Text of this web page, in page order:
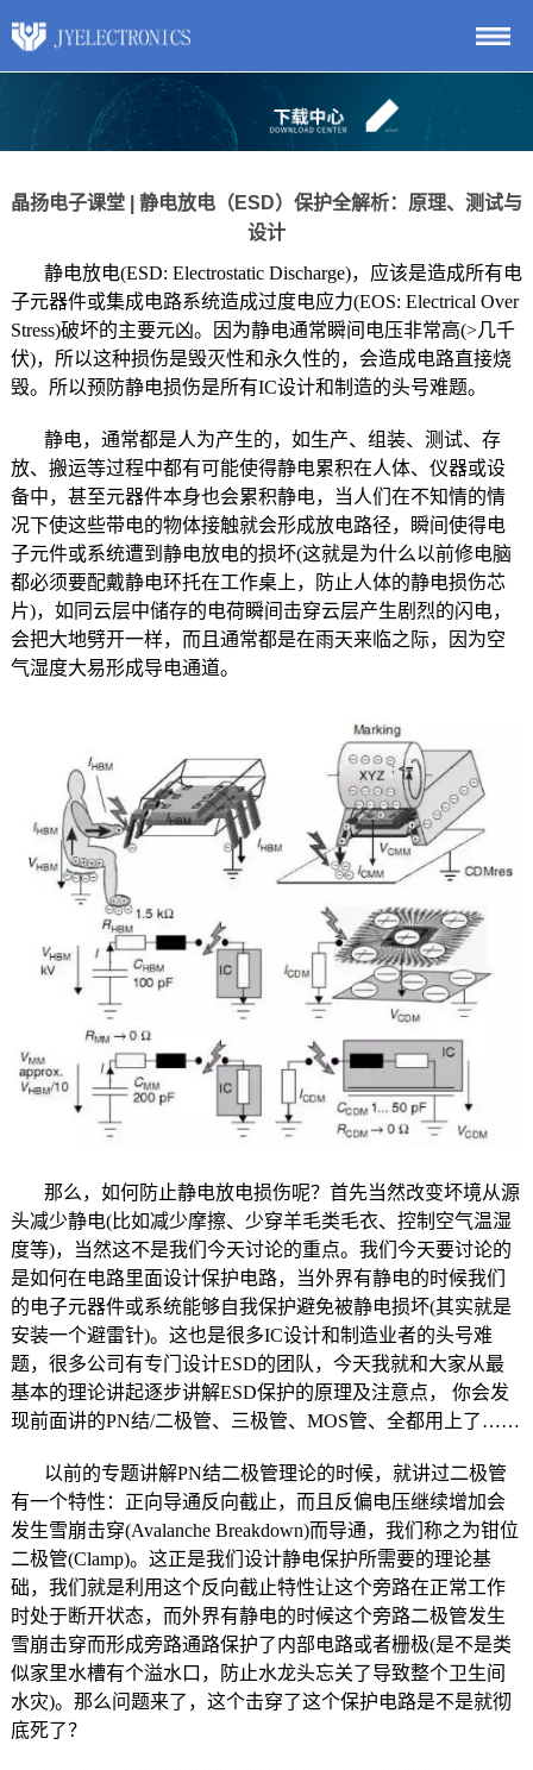
晶扬电子课堂 | 静电放电（ESD）保护全解析：原理、测试与
设计
静电放电(ESD: Electrostatic Discharge)，应该是造成所有电
子元器件或集成电路系统造成过度电应力(EOS: Electrical Over
Stress)破坏的主要元凶。因为静电通常瞬间电压非常高(>几千
伏)，所以这种损伤是毁灭性和永久性的，会造成电路直接烧
毁。所以预防静电损伤是所有IC设计和制造的头号难题。
静电，通常都是人为产生的，如生产、组装、测试、存
放、搬运等过程中都有可能使得静电累积在人体、仪器或设
备中，甚至元器件本身也会累积静电，当人们在不知情的情
况下使这些带电的物体接触就会形成放电路径，瞬间使得电
子元件或系统遭到静电放电的损坏(这就是为什么以前修电脑
都必须要配戴静电环托在工作桌上，防止人体的静电损伤芯
片)，如同云层中储存的电荷瞬间击穿云层产生剧烈的闪电，
会把大地劈开一样，而且通常都是在雨天来临之际，因为空
气湿度大易形成导电通道。
那么，如何防止静电放电损伤呢？首先当然改变坏境从源
头减少静电(比如减少摩擦、少穿羊毛类毛衣、控制空气温湿
度等)，当然这不是我们今天讨论的重点。我们今天要讨论的
是如何在电路里面设计保护电路，当外界有静电的时候我们
的电子元器件或系统能够自我保护避免被静电损坏(其实就是
安装一个避雷针)。这也是很多IC设计和制造业者的头号难
题，很多公司有专门设计ESD的团队，今天我就和大家从最
基本的理论讲起逐步讲解ESD保护的原理及注意点， 你会发
现前面讲的PN结/二极管、三极管、MOS管、全都用上了……
以前的专题讲解PN结二极管理论的时候，就讲过二极管
有一个特性：正向导通反向截止，而且反偏电压继续增加会
发生雪崩击穿(Avalanche Breakdown)而导通，我们称之为钳位
二极管(Clamp)。这正是我们设计静电保护所需要的理论基
础，我们就是利用这个反向截止特性让这个旁路在正常工作
时处于断开状态，而外界有静电的时候这个旁路二极管发生
雪崩击穿而形成旁路通路保护了内部电路或者栅极(是不是类
似家里水槽有个溢水口，防止水龙头忘关了导致整个卫生间
水灾)。那么问题来了，这个击穿了这个保护电路是不是就彻
底死了？